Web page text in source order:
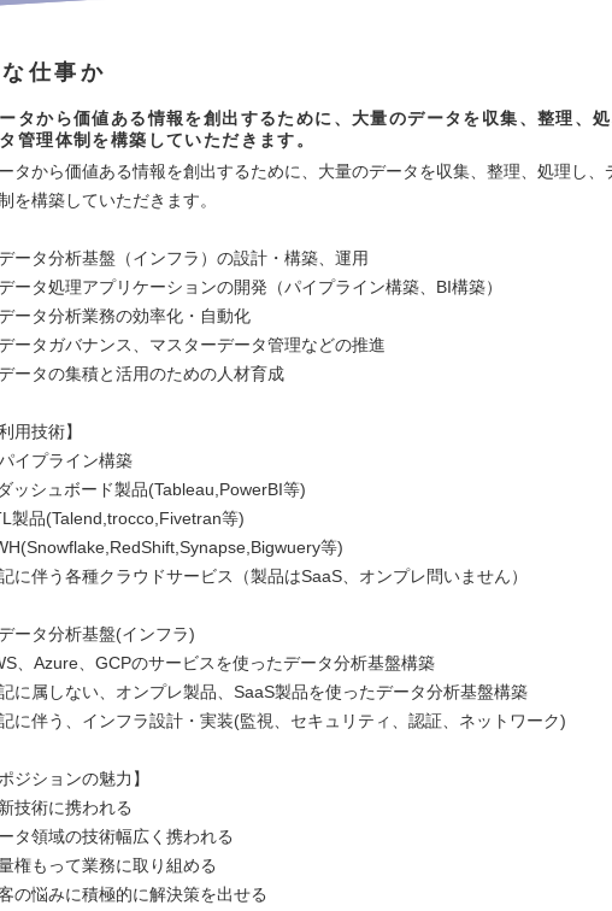
仕事か
タから価値ある情報を創出するために、大量のデータを収集、整理、
管理体制を構築していただきます。
タから価値ある情報を創出するために、大量のデータを収集、整理、処理し、
を構築していただきます。
データ分析基盤（インフラ）の設計・構築、運用
データ処理アプリケーションの開発（パイプライン構築、BI構築）
データ分析業務の効率化・自動化
データガバナンス、マスターデータ管理などの推進
データの集積と活用のための人材育成
利用技術】
パイプライン構築
ッシュボード製品(Tableau,PowerBI等)
製品(Talend,trocco,Fivetran等)
等)
記に伴う各種クラウドサービス（製品はSaaS、オンプレ問いません）
データ分析基盤(インフラ)
、Azure、GCPのサービスを使ったデータ分析基盤構築
記に属しない、オンプレ製品、SaaS製品を使ったデータ分析基盤構築
記に伴う、インフラ設計・実装(監視、セキュリティ、認証、ネットワーク)
ポジションの魅力】
技術に携われる
タ領域の技術幅広く携われる
権もって業務に取り組める
の悩みに積極的に解決策を出せる